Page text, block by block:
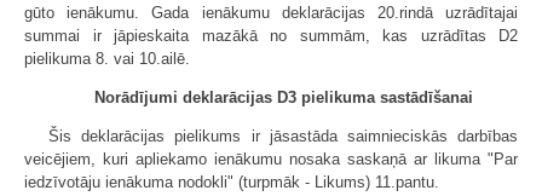
gūto ienākumu. Gada ienākumu deklarācijas 20.rindā uzrādītajai
summai ir jāpieskaita mazākā no summām, kas uzrādītas D2
pielikuma 8. vai 10.ailē.
Norādījumi deklarācijas D3 pielikuma sastādīšanai
Šis deklarācijas pielikums ir jāsastāda saimnieciskās darbības
veicējiem, kuri apliekamo ienākumu nosaka saskaņā ar likuma "Par
iedzīvotāju ienākuma nodokli" (turpmāk - Likums) 11.pantu.